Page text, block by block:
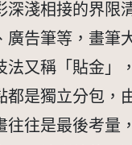
淺相接的界
告筆等，畫
又稱「貼金
是獨立分包
往是最後考